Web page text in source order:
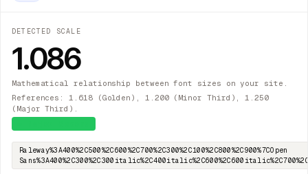
DETECTED SCALE
1.086
Mathematical relationship between font sizes on your site.
References: 1.618 (Golden), 1.200 (Minor Third), 1.250
(Major Third).
Raleway%3A400%2C500%2C600%2C700%2C300%2C100%2C800%2C900%7COpen